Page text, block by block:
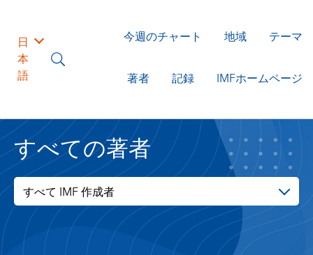
日
本
語
今週のチャート 地域 テーマ
著者 記録 IMFホームページ
すべての著者
すべて IMF 作成者